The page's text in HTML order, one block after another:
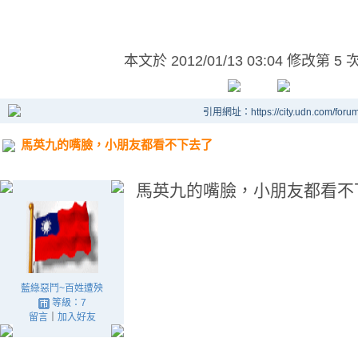
本文於 2012/01/13 03:04 修改第 5
引用網址：https://city.udn.com/
馬英九的嘴臉，小朋友都看不下去了
藍綠惡鬥~百姓遭殃
等級：7
留言｜ 加入好友
馬英九的嘴臉，小朋友都看